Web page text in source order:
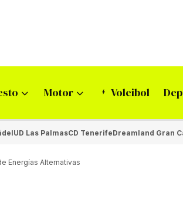
Motor Voleibol
UD Las PalmasCD TenerifeDreamland Gran
Energías Alternativas